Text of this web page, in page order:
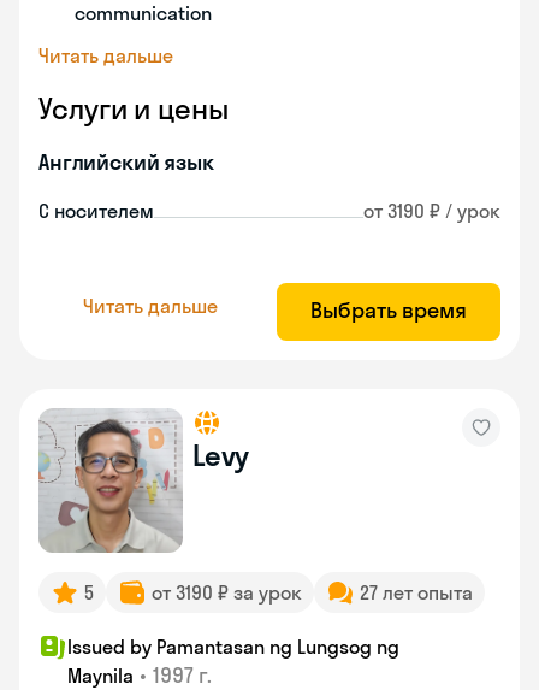
communication
Читать дальше
Услуги и цены
Английский язык
С носителем от 3190 ₽ / урок
Читать дальше Выбрать время
Levy
5 от 3190 ₽ за урок 27 лет опыта
Issued by Pamantasan ng Lungsog ng
Maynila • 1997 г.